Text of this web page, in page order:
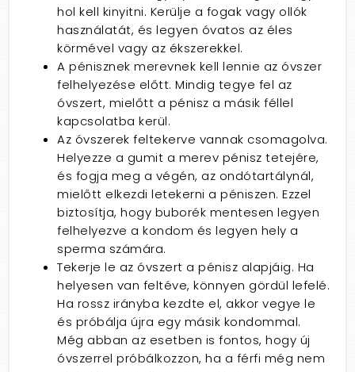
hol kell kinyitni. Kerülje a fogak vagy ollók
használatát, és legyen óvatos az éles
körmével vagy az ékszerekkel.
A pénisznek merevnek kell lennie az óvszer
felhelyezése előtt. Mindig tegye fel az
óvszert, mielőtt a pénisz a másik féllel
kapcsolatba kerül.
Az óvszerek feltekerve vannak csomagolva.
Helyezze a gumit a merev pénisz tetejére,
és fogja meg a végén, az ondótartálynál,
mielőtt elkezdi letekerni a péniszen. Ezzel
biztosítja, hogy buborék mentesen legyen
felhelyezve a kondom és legyen hely a
sperma számára.
Tekerje le az óvszert a pénisz alapjáig. Ha
helyesen van feltéve, könnyen gördül lefelé.
Ha rossz irányba kezdte el, akkor vegye le
és próbálja újra egy másik kondommal.
Még abban az esetben is fontos, hogy új
óvszerrel próbálkozzon, ha a férfi még nem